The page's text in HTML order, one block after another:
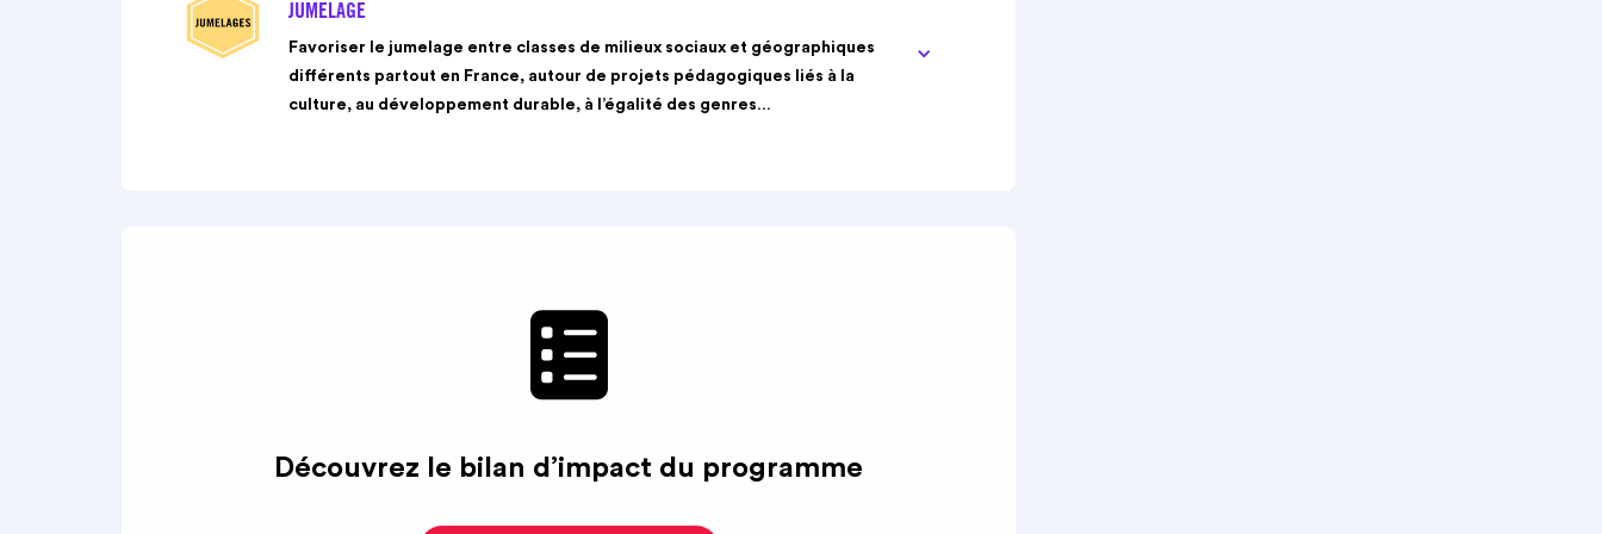
JUMELAGE
Favoriser le jumelage entre classes de milieux sociaux et géographiques
différents partout en France, autour de projets pédagogiques liés à la
culture, au développement durable, à l’égalité des genres…
Découvrez le bilan d’impact du programme